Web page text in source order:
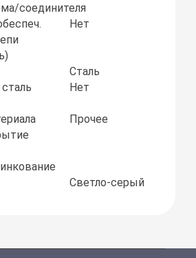
соединителя
Нет
Сталь
Нет
Прочее
Светло-серый